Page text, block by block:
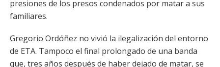
presiones de los presos condenados por matar a sus
familiares.
Gregorio Ordóñez no vivió la ilegalización del entorno
de ETA. Tampoco el final prolongado de una banda
que, tres años después de haber dejado de matar, se